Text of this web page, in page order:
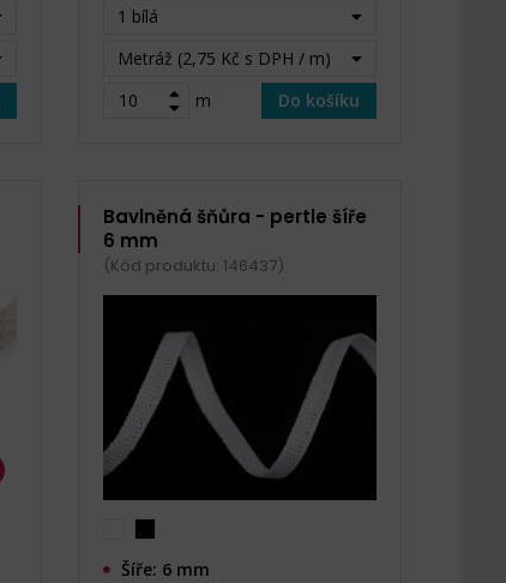
1 bílá
Metráž (2,75 Kč s DPH / m)
m
Do košíku
Bavlněná šňůra - pertle šíře
6 mm
(Kód produktu: 146437)
Šíře: 6 mm